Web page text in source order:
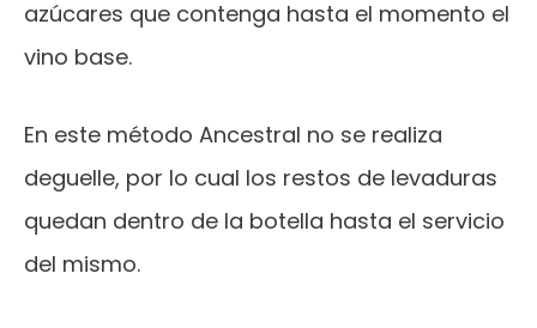
azúcares que contenga hasta el momento el
vino base.
En este método Ancestral no se realiza
deguelle, por lo cual los restos de levaduras
quedan dentro de la botella hasta el servicio
del mismo.